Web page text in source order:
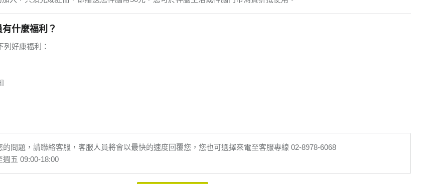
什麼福利？
好康福利：
的問題，請聯絡客服，客服人員將會以最快的速度回覆您，您也可選擇來電至客服專線 02-8978-6068
五 09:00-18:00